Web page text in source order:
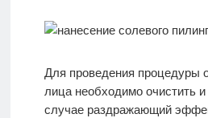
Для проведения процедуры
лица необходимо очистить
случае раздражающий